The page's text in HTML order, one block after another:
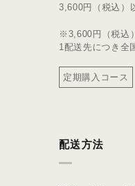
3,600円（税込）
※3,600円（税込
1配送先につき全
定期購入コース
配送方法